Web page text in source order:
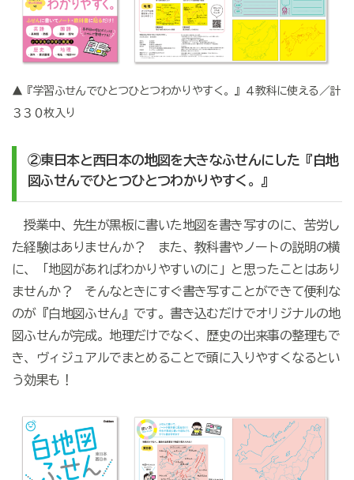
▲『学習ふせんでひとつひとつわかりやすく。』４教科に使える／計
３３０枚入り
②東日本と西日本の地図を大きなふせんにした『白地
図ふせんでひとつひとつわかりやすく。』
授業中、先生が黒板に書いた地図を書き写すのに、苦労し
た経験はありませんか？ また、教科書やノートの説明の横
に、「地図があればわかりやすいのに」と思ったことはあり
ませんか？ そんなときにすぐ書き写すことができて便利な
のが『白地図ふせん』です。書き込むだけでオリジナルの地
図ふせんが完成。地理だけでなく、歴史の出来事の整理もで
き、ヴィジュアルでまとめることで頭に入りやすくなるとい
う効果も！